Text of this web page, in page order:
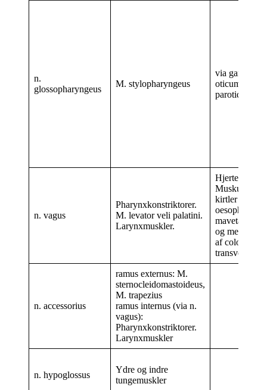
n.
glossopharyngeus
M. stylopharyngeus
via ganglion
oticum Gl.
parotidea
n. vagus
Pharynxkonstriktorer.
M. levator veli palatini.
Larynxmuskler.
Hjerte og
Muskulatur
kirtler i
oesophagus
og med orale
af colon
transversum.
n. accessorius
ramus externus: M.
sternocleidomastoideus,
M. trapezius
ramus internus (via n.
vagus):
Pharynxkonstriktorer.
Larynxmuskler
n. hypoglossus
Ydre og indre
tungemuskler